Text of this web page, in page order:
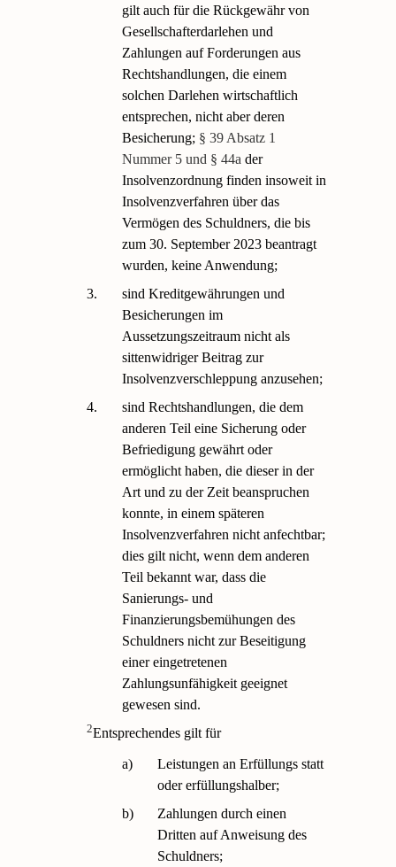
gilt auch für die Rückgewähr von
Gesellschafterdarlehen und
Zahlungen auf Forderungen aus
Rechtshandlungen, die einem
solchen Darlehen wirtschaftlich
entsprechen, nicht aber deren
Besicherung; § 39 Absatz 1
Nummer 5 und § 44a der
Insolvenzordnung finden insoweit in
Insolvenzverfahren über das
Vermögen des Schuldners, die bis
zum 30. September 2023 beantragt
wurden, keine Anwendung;
3.
sind Kreditgewährungen und
Besicherungen im
Aussetzungszeitraum nicht als
sittenwidriger Beitrag zur
Insolvenzverschleppung anzusehen;
4.
sind Rechtshandlungen, die dem
anderen Teil eine Sicherung oder
Befriedigung gewährt oder
ermöglicht haben, die dieser in der
Art und zu der Zeit beanspruchen
konnte, in einem späteren
Insolvenzverfahren nicht anfechtbar;
dies gilt nicht, wenn dem anderen
Teil bekannt war, dass die
Sanierungs- und
Finanzierungsbemühungen des
Schuldners nicht zur Beseitigung
einer eingetretenen
Zahlungsunfähigkeit geeignet
gewesen sind.
2Entsprechendes gilt für
a)
Leistungen an Erfüllungs statt
oder erfüllungshalber;
b)
Zahlungen durch einen
Dritten auf Anweisung des
Schuldners;